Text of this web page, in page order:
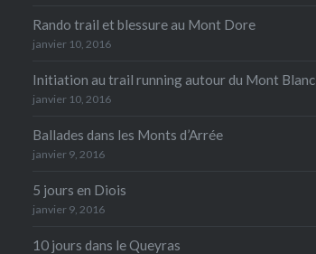
Rando trail et blessure au Mont Dore
janvier 10, 2016
Initiation au trail running autour du Mont Blanc
janvier 10, 2016
Ballades dans les Monts d’Arrée
janvier 9, 2016
5 jours en Diois
janvier 9, 2016
10 jours dans le Queyras